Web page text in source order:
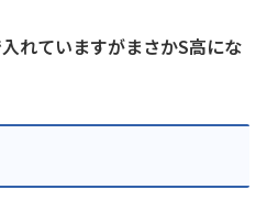
れていますがまさかS高にな